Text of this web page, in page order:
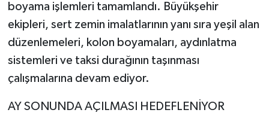
boyama işlemleri tamamlandı. Büyükşehir
ekipleri, sert zemin imalatlarının yanı sıra yeşil alan
düzenlemeleri, kolon boyamaları, aydınlatma
sistemleri ve taksi durağının taşınması
çalışmalarına devam ediyor.
AY SONUNDA AÇILMASI HEDEFLENİYOR